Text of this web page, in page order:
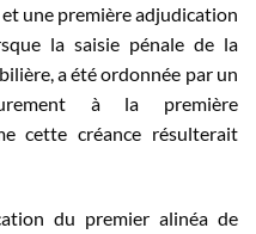
une première adjudication
la saisie pénale de la
a été ordonnée par un
à la première
cette créance résulterait
du premier alinéa de